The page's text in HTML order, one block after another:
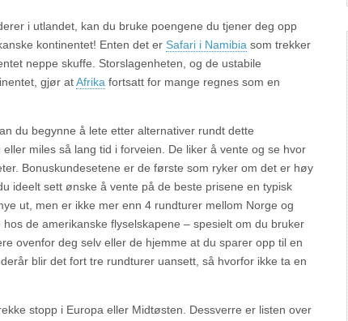
i utlandet, kan du bruke poengene du tjener deg opp
kontinentet! Enten det er Safari i Namibia som trekker
neppe skuffe. Storslagenheten, og de ustabile
gjør atAfrika fortsatt for mange regnes som en
du begynne å lete etter alternativer rundt dette
miles så lang tid i forveien. De liker å vente og se hvor
Bonuskundesetene er de første som ryker om det er høy
ideelt sett ønske å vente på de beste prisene en typisk
ut, men er ikke mer enn 4 rundturer mellom Norge og
de amerikanske flyselskapene – spesielt om du bruker
ovenfor deg selv eller de hjemme at du sparer opp til en
blir det fort tre rundturer uansett, så hvorfor ikke ta en
stopp i Europa eller Midtøsten. Dessverre er listen over